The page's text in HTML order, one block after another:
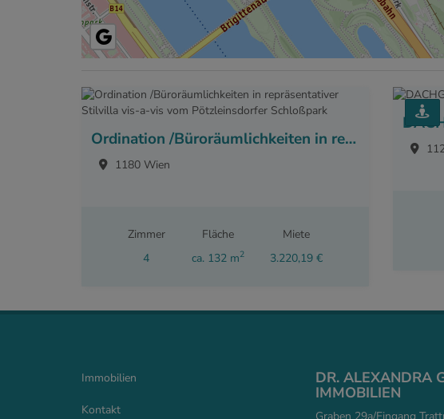
Ordination /Büroräumlichkeiten in repräsentativer Stilvilla vis-a-vis vom Pötzleinsdorfer Schloßpark
1180 Wien
Zimmer
4
Fläche
ca. 132 m2
Miete
3.220,19 €
Immobilien
Kontakt
DR. ALEXANDRA
IMMOBILIEN
Graben 29a/Eingang